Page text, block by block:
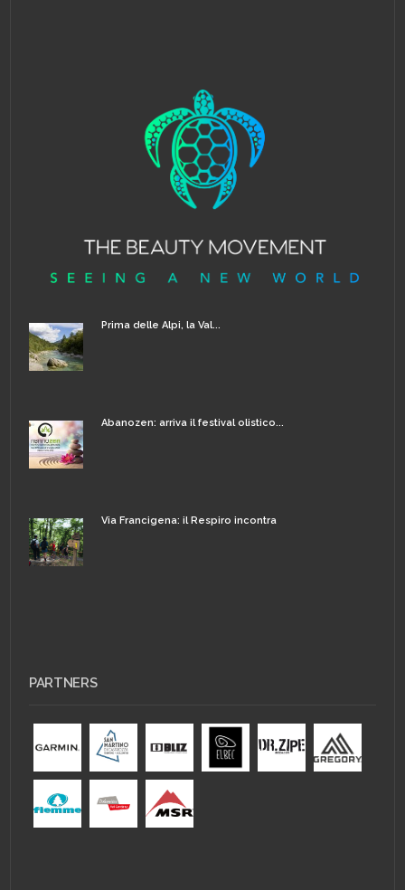
Prima delle Alpi, la Val...
Abanozen: arriva il festival olistico...
Via Francigena: il Respiro incontra
PARTNERS